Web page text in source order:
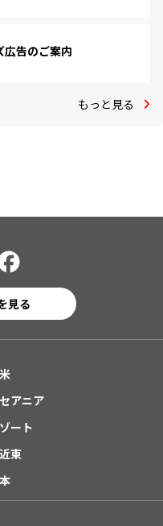
広告のご案内
もっと見る
見る
アニア
ート
東